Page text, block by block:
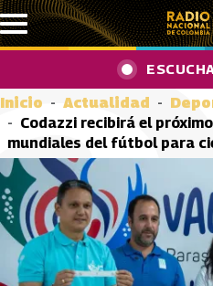
Pasar al contenido principal
Inicio Actualidad
Codazzi recibirá el
mundiales del fútbol para